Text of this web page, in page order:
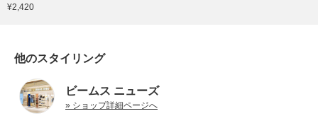
¥2,420
他のスタイリング
ビームス ニューズ
» ショップ詳細ページへ